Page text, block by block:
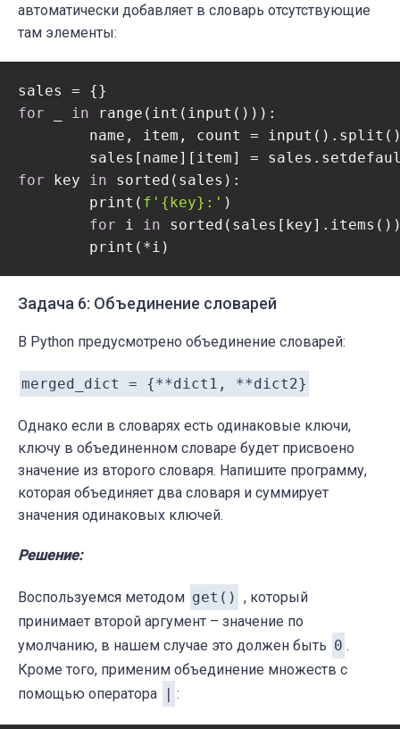
автоматически добавляет в словарь отсутствующие
там элементы:
for
in range(int(input())):
sales[name][item] =
for key in sorted(sales):
	print(
f' {key} :' )
for i in
    	print(*i)
Задача 6: Объединение словарей
В Python предусмотрено объединение словарей:
merged_dict = {**dict1, **dict2}
Однако если в словарях есть одинаковые ключи,
ключу в объединенном словаре будет присвоено
значение из второго словаря. Напишите программу,
которая объединяет два словаря и суммирует
значения одинаковых ключей.
Решение:
Воспользуемся методом get() , который
принимает второй аргумент – значение по
умолчанию, в нашем случае это должен быть 0 .
Кроме того, применим объединение множеств с
помощью оператора
| :